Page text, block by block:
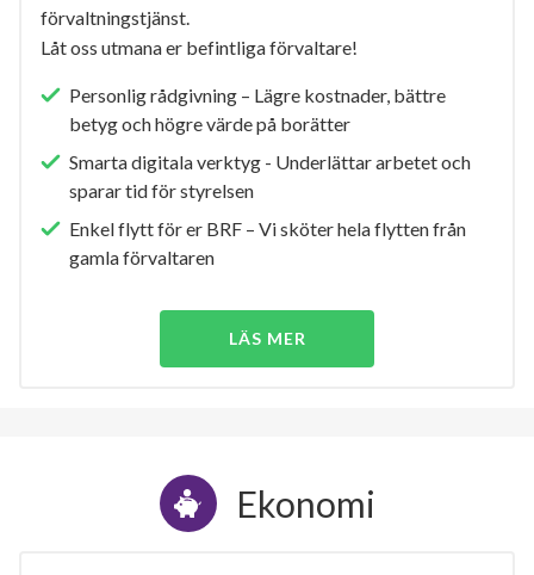
förvaltningstjänst.
Låt oss utmana er befintliga förvaltare!
Personlig rådgivning – Lägre kostnader, bättre
betyg och högre värde på borätter
Smarta digitala verktyg - Underlättar arbetet och
sparar tid för styrelsen
Enkel flytt för er BRF – Vi sköter hela flytten från
gamla förvaltaren
LÄS MER
Ekonomi